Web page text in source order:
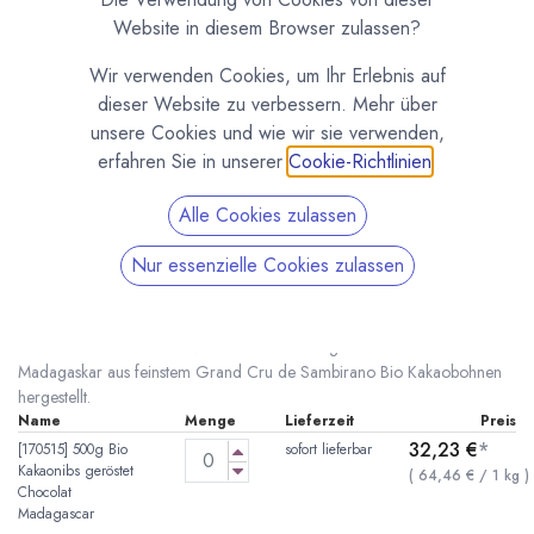
Bio Kakaonibs von Chocolat Madagascar
(0 Rezension)
Geröstete Bio Kakaonibs von Chocolat Madagascar. Direkt in
Madagaskar aus feinstem Grand Cru de Sambirano Bio Kakaobohnen
hergestellt.
Name Menge Lieferzeit
Preis
[170515] 500g Bio
Kakaonibs geröstet
Chocolat
Madagascar
sofort lieferbar 32,23 €*
( 64,46 € /1 kg )
Website in diesem Browser zulassen?
Wir verwenden Cookies, um Ihr Erlebnis auf
dieser Website zu verbessern. Mehr über
unsere Cookies und wie wir sie verwenden,
erfahren Sie in unserer Cookie-Richtlinien
Alle Cookies zulassen
Nur essenzielle Cookies zulassen